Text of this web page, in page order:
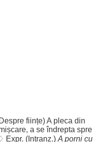
ființe) A pleca din
, a seîndrepta spre
Expr. (Intranz.) A pornicu